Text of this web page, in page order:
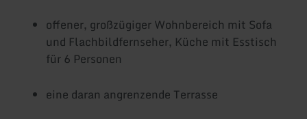
offener, großzügiger Wohnbereich mit Sofa
und Flachbildfernseher, Küche mit Esstisch
für 6 Personen
eine daran angrenzende Terrasse